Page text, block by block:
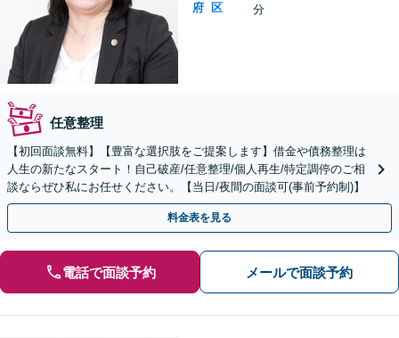
府
区
分
任意整理
【初回面談無料】【豊富な選択肢をご提案します】借金や債務整理は
人生の新たなスタート！自己破産/任意整理/個人再生/特定調停のご相
談ならぜひ私にお任せください。【当日/夜間の面談可(事前予約制)】
料金表を見る
電話で面談予約 メールで面談予約